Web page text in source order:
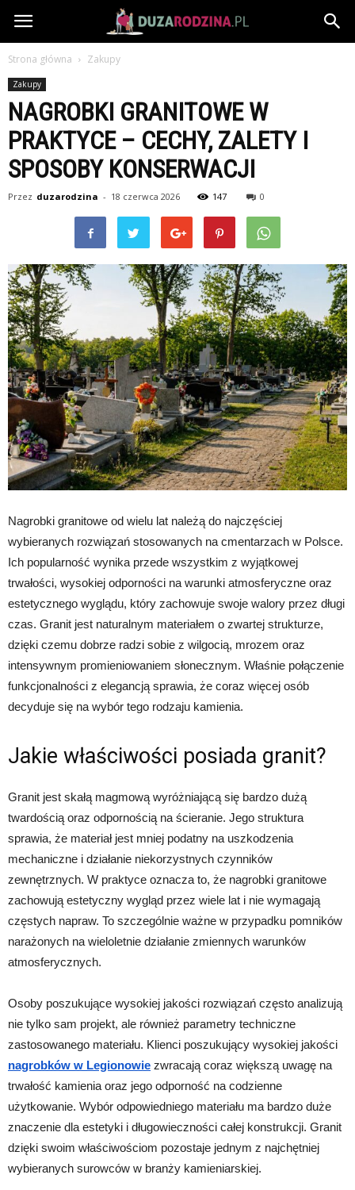
DuzaRodzina.pl
Strona główna Zakupy
Zakupy
NAGROBKI GRANITOWE W
PRAKTYCE – CECHY, ZALETY I
SPOSOBY KONSERWACJI
Przez duzarodzina - 18 czerwca 2026 147 0
Nagrobki granitowe od wielu lat należą do najczęściej
wybieranych rozwiązań stosowanych na cmentarzach w Polsce.
Ich popularność wynika przede wszystkim z wyjątkowej
trwałości, wysokiej odporności na warunki atmosferyczne oraz
estetycznego wyglądu, który zachowuje swoje walory przez długi
czas. Granit jest naturalnym materiałem o zwartej strukturze,
dzięki czemu dobrze radzi sobie z wilgocią, mrozem oraz
intensywnym promieniowaniem słonecznym. Właśnie połączenie
funkcjonalności z elegancją sprawia, że coraz więcej osób
decyduje się na wybór tego rodzaju kamienia.
Jakie właściwości posiada granit?
Granit jest skałą magmową wyróżniającą się bardzo dużą
twardością oraz odpornością na ścieranie. Jego struktura
sprawia, że materiał jest mniej podatny na uszkodzenia
mechaniczne i działanie niekorzystnych czynników
zewnętrznych. W praktyce oznacza to, że nagrobki granitowe
zachowują estetyczny wygląd przez wiele lat i nie wymagają
częstych napraw. To szczególnie ważne w przypadku pomników
narażonych na wieloletnie działanie zmiennych warunków
atmosferycznych.
Osoby poszukujące wysokiej jakości rozwiązań często analizują
nie tylko sam projekt, ale również parametry techniczne
zastosowanego materiału. Klienci poszukujący wysokiej jakości
nagrobków w Legionowie zwracają coraz większą uwagę na
trwałość kamienia oraz jego odporność na codzienne
użytkowanie. Wybór odpowiedniego materiału ma bardzo duże
znaczenie dla estetyki i długowieczności całej konstrukcji. Granit
dzięki swoim właściwościom pozostaje jednym z najchętniej
wybieranych surowców w branży kamieniarskiej.